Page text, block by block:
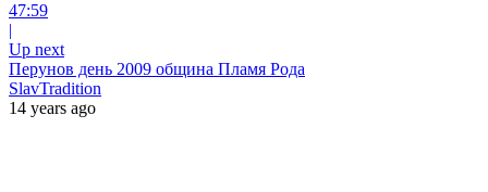
47:59
|
Up next
Перунов день 2009 община Пламя Рода
SlavTradition
14 years ago